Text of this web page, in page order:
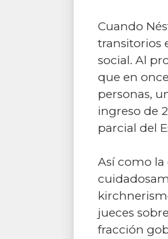
Cuando
transitorios
social. Al
que en
personas,
ingreso de
parcial del
Así como la
jueces
fracción